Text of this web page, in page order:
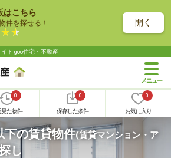
はこちら
件を探せる！ 開く
ト goo住宅・不動産
0
見た物件
0
保存した条件
0
お気に入り
下の賃貸物件(賃貸マンション・ア
し